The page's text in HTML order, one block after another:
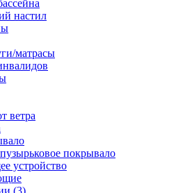
настил
матрасы
ветра
покрывало
устройство
(3)